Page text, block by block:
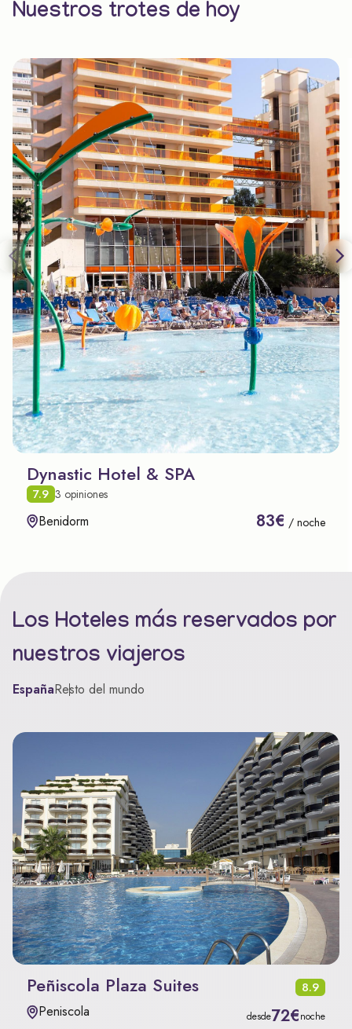
Nuestros trotes de hoy
Dynastic Hotel & SPA
7.9 3 opiniones
Benidorm 83€ / noche
Los Hoteles más reservados por
nuestros viajeros
EspañaResto del mundo
Peñiscola Plaza Suites 8.9
Peniscola desde72€noche